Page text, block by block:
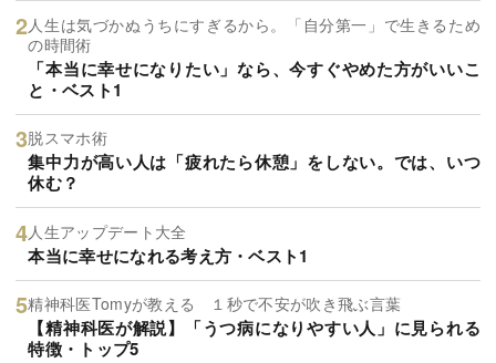
人生は気づかぬうちにすぎるから。「自分第一」で生きるため
の時間術
「本当に幸せになりたい」なら、今すぐやめた方がいいこ
と・ベスト1
脱スマホ術
集中力が高い人は「疲れたら休憩」をしない。では、いつ
休む？
人生アップデート大全
本当に幸せになれる考え方・ベスト1
精神科医Tomyが教える １秒で不安が吹き飛ぶ言葉
【精神科医が解説】「うつ病になりやすい人」に見られる
特徴・トップ5